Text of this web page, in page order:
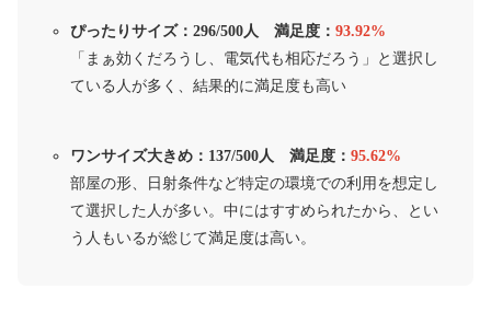
ぴったりサイズ：296/500人 満足度： 93.92%
「まぁ効くだろうし、電気代も相応だろう」と選択し
ている人が多く、結果的に満足度も高い
ワンサイズ大きめ：137/500人 満足度： 95.62%
部屋の形、日射条件など特定の環境での利用を想定し
て選択した人が多い。中にはすすめられたから、とい
う人もいるが総じて満足度は高い。